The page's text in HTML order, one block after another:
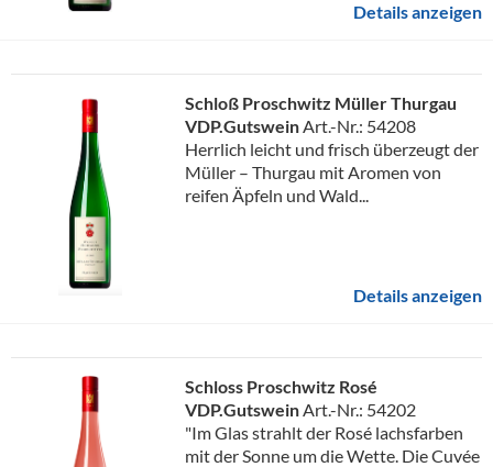
Details anzeigen
Schloß Proschwitz Müller Thurgau
VDP.GutsweinArt.-Nr.: 54208
Herrlich leicht und frisch überzeugt der
Müller – Thurgau mit Aromen von
reifen Äpfeln und Wald...
Details anzeigen
Schloss Proschwitz Rosé
VDP.GutsweinArt.-Nr.: 54202
"Im Glas strahlt der Rosé lachsfarben
mit der Sonne um die Wette. Die Cuvée